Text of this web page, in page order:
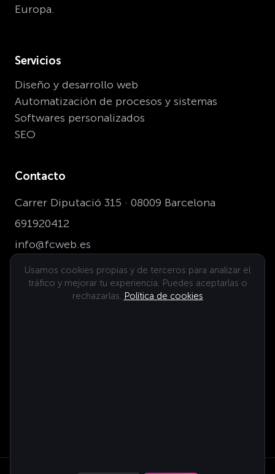
Europa.
Servicios
Diseño y desarrollo web
Automatización de procesos y sistemas
Softwares personalizados
SEO
Contacto
Carrer Diputació 315 · 08009 Barcelona
691920412
info@fcweb.es
Dónde estamos
Usamos cookies propias y de terceros para analizar el
tráfico y mejorar tu experiencia. Puedes aceptarlas o
rechazarlas. Política de cookies